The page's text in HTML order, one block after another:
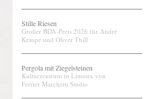
Stille Riesen
Großer BDA-Preis 2026 für André
Kempe und Oliver Thill
Pergola mit Ziegelsteinen
Kulturzentrum in Limoux von
Ferrier Marchetti Studio